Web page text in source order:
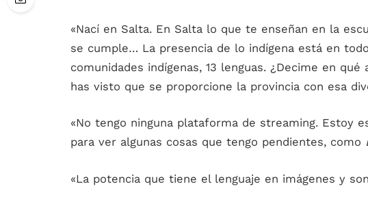
«Nací en Salta. En Salta lo que te enseñan en la
se cumple… La presencia de lo indígena está en
comunidades indígenas, 13 lenguas. ¿Decime en
has visto que se proporcione la provincia con esa
«No tengo ninguna plataforma de streaming. Estoy
para ver algunas cosas que tengo pendientes, como
«La potencia que tiene el lenguaje en imágenes y